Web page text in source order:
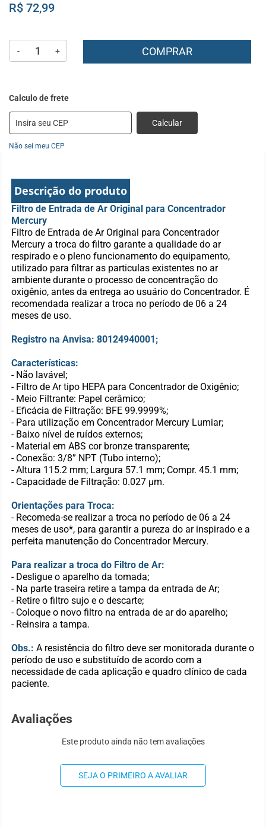
R$ 72,99
- + COMPRAR
Calcular
Não sei meu CEP
Descrição do produto
Filtro de Entrada de Ar Original para Concentrador
Mercury
Filtro de Entrada de Ar Original para Concentrador
Mercury a troca do filtro garante a qualidade do ar
respirado e o pleno funcionamento do equipamento,
utilizado para filtrar as particulas existentes no ar
ambiente durante o processo de concentração do
oxigênio, antes da entrega ao usuário do Concentrador. É
recomendada realizar a troca no período de 06 a 24
meses de uso.
Registro na Anvisa: 80124940001;
Características:
- Não lavável;
- Filtro de Ar tipo HEPA para Concentrador de Oxigênio;
- Meio Filtrante: Papel cerâmico;
- Eficácia de Filtração: BFE 99.9999%;
- Para utilização em Concentrador Mercury Lumiar;
- Baixo nível de ruídos externos;
- Material em ABS cor bronze transparente;
- Conexão: 3/8” NPT (Tubo interno);
- Altura 115.2 mm; Largura 57.1 mm; Compr. 45.1 mm;
- Capacidade de Filtração: 0.027 μm.
Orientações para Troca:
- Recomeda-se realizar a troca no período de 06 a 24
meses de uso*, para garantir a pureza do ar inspirado e a
perfeita manutenção do Concentrador Mercury.
Para realizar a troca do Filtro de Ar:
- Desligue o aparelho da tomada;
- Na parte traseira retire a tampa da entrada de Ar;
- Retire o filtro sujo e o descarte;
- Coloque o novo filtro na entrada de ar do aparelho;
- Reinsira a tampa.
Obs.:A resistência do filtro deve ser monitorada durante o
período de uso e substituído de acordo com a
necessidade de cada aplicação e quadro clínico de cada
paciente.
Avaliações
Este produto ainda não tem avaliações
SEJA O PRIMEIRO A AVALIAR